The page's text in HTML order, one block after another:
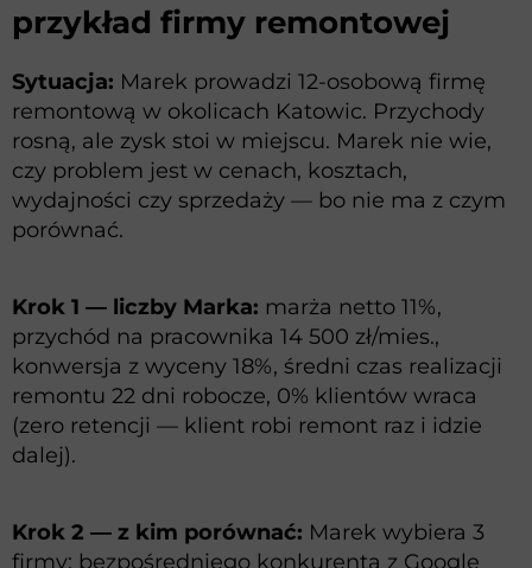
przykład firmy remontowej
Sytuacja: Marek prowadzi 12-osobową firmę
remontową w okolicach Katowic. Przychody
rosną, ale zysk stoi w miejscu. Marek nie wie,
czy problem jest w cenach, kosztach,
wydajności czy sprzedaży — bo nie ma z czym
porównać.
Krok 1 — liczby Marka: marża netto 11%,
przychód na pracownika 14 500 zł/mies.,
konwersja z wyceny 18%, średni czas realizacji
remontu 22 dni robocze, 0% klientów wraca
(zero retencji — klient robi remont raz i idzie
dalej).
Krok 2 — z kim porównać: Marek wybiera 3
firmy: bezpośredniego konkurenta z Google